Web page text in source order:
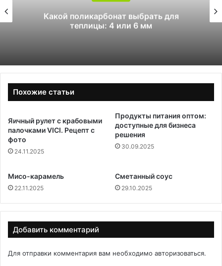
Какой поликарбонат выбрать для
теплицы: 4 или 6 мм
Похожие статьи
Яичный рулет с крабовыми
палочками VICI. Рецепт с
фото
24.11.2025
Продукты питания оптом:
доступные для бизнеса
решения
30.09.2025
Мисо-карамель
22.11.2025
Сметанный соус
29.10.2025
Добавить комментарий
Для отправки комментария вам необходимо авторизоваться.